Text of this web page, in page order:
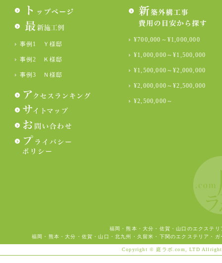
事例1 Ｙ様邸
事例2 Ｋ様邸
事例3 Ｎ様邸
¥700,000～¥1,000,000
¥1,000,000～¥1,500,000
¥1,500,000～¥2,000,000
¥2,000,000～¥2,500,000
¥2,500,000～
福岡・熊本・大分・佐賀・山口のエクステ
福岡・熊本・大分・佐賀・山口・北九州・久留米・下関のエクステリア・
Copyright © 庭ラボ.com, LTD